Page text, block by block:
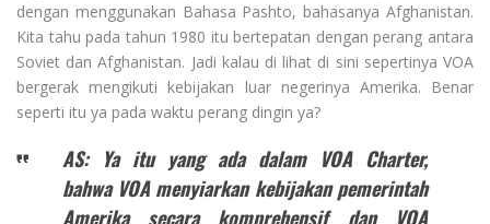
dengan menggunakan Bahasa Pashto, bahasanya Afghanistan.
Kita tahu pada tahun 1980 itu bertepatan dengan perang antara
Soviet dan Afghanistan. Jadi kalau di lihat di sini sepertinya VOA
bergerak mengikuti kebijakan luar negerinya Amerika. Benar
seperti itu ya pada waktu perang dingin ya?
AS: Ya itu yang ada dalam VOA Charter,
bahwa VOA menyiarkan kebijakan pemerintah
Amerika secara komprehensif dan VOA